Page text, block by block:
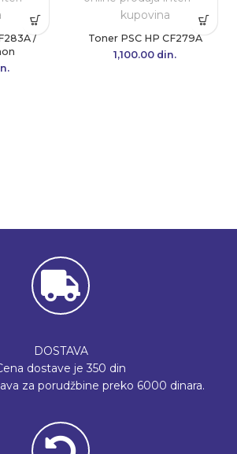
/
Toner PSC HP CF279A
1,100.00 din.
DOSTAVA
dostave je 350 din
za porudžbine preko 6000 dinara.